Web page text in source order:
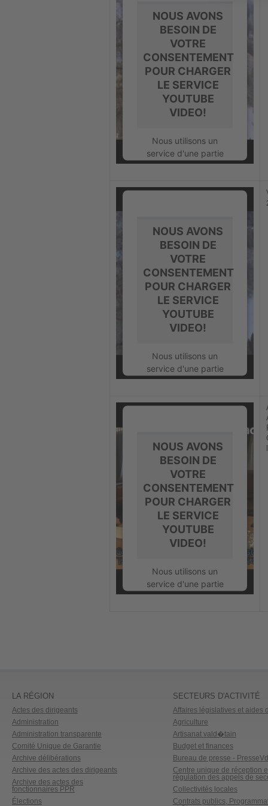
powered by
Usercentrics Consent
Management Platform
NOUS AVONS
BESOIN DE
VOTRE
CONSENTEMENT
POUR CHARGER
LE SERVICE
YOUTUBE
VIDEO!
Nous utilisons un
service d'une partie
tierce pour intégrer
vidéos susceptibles de
Veuillez consulter les
détails et accepter le
service pour regarder
cette vidéo.
En savoir plus
Accepter
Usercentrics Consent
Management Platform
NOUS AVONS
BESOIN DE
VOTRE
CONSENTEMENT
POUR CHARGER
LE SERVICE
YOUTUBE
VIDEO!
Nous utilisons un
service d'une partie
tierce pour intégrer
vidéos susceptibles de
Veuillez consulter les
détails et accepter le
service pour regarder
cette vidéo.
En savoir plus
Accepter
Usercentrics Consent
Management Platform
NOUS AVONS
BESOIN DE
VOTRE
CONSENTEMENT
POUR CHARGER
LE SERVICE
YOUTUBE
VIDEO!
Nous utilisons un
service d'une partie
tierce pour intégrer
cette vidéo.
En savoir plus
Accepter
powered by
Usercentrics Consent
Management Platform
LA RÉGION
Actes des dirigeants
Administration
Administration transparente
Comité Unique de Garantie
Archive délibérations
Archive des actes des dirigeants
Archive des actes des
fonctionnaires PPR
Élections
SECTEURS D'ACTIVITÉ
Affaires législatives et aides
Agriculture
Artisanat vald�tain
Budget et finances
Bureau de presse -
Centre unique de réception
régulation des appels de
Collectivités locales
Contrats publics,